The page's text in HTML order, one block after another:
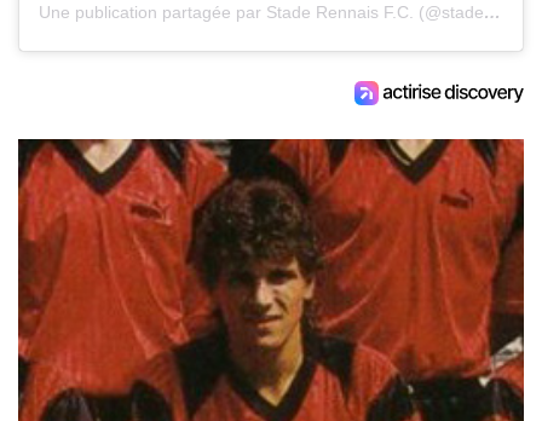
Une publication partagée par Stade Rennais F.C. (@staderennaisfc)